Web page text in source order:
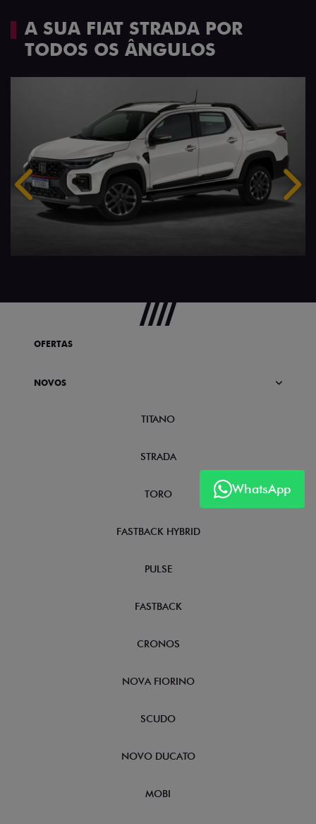
A SUA FIAT STRADA POR
TODOS OS ÂNGULOS
Anterior
WhatsApp
OFERTAS
NOVOS
TITANO
STRADA
TORO
FASTBACK HYBRID
PULSE
FASTBACK
CRONOS
NOVA FIORINO
SCUDO
NOVO DUCATO
MOBI